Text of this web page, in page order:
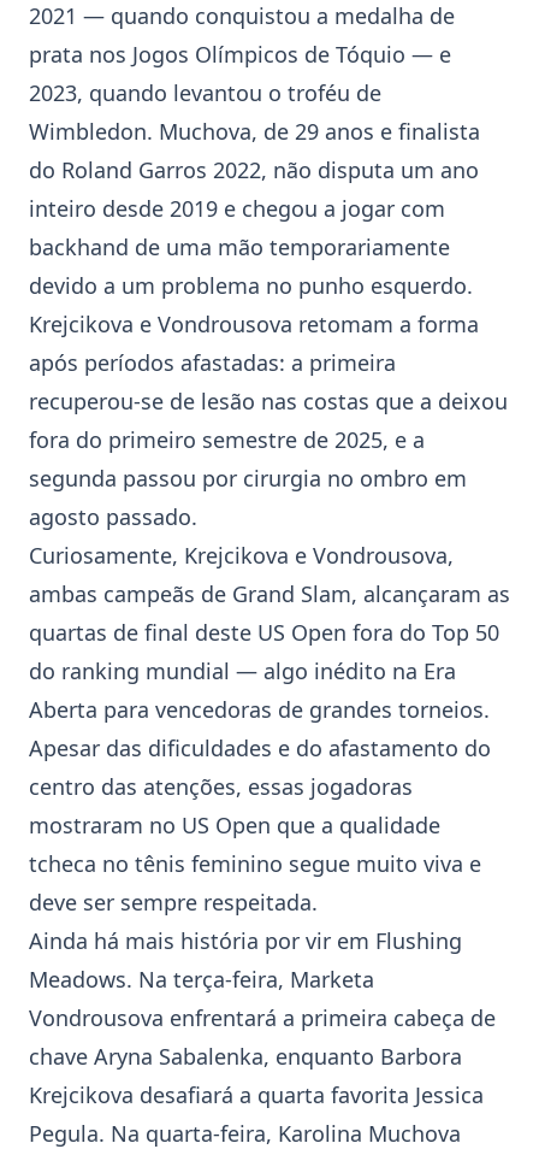
2021 — quando conquistou a medalha de
prata nos Jogos Olímpicos de Tóquio — e
2023, quando levantou o troféu de
Wimbledon. Muchova, de 29 anos e finalista
do Roland Garros 2022, não disputa um ano
inteiro desde 2019 e chegou a jogar com
backhand de uma mão temporariamente
devido a um problema no punho esquerdo.
Krejcikova e Vondrousova retomam a forma
após períodos afastadas: a primeira
recuperou-se de lesão nas costas que a deixou
fora do primeiro semestre de 2025, e a
segunda passou por cirurgia no ombro em
agosto passado.
Curiosamente, Krejcikova e Vondrousova,
ambas campeãs de Grand Slam, alcançaram as
quartas de final deste US Open fora do Top 50
do ranking mundial — algo inédito na Era
Aberta para vencedoras de grandes torneios.
Apesar das dificuldades e do afastamento do
centro das atenções, essas jogadoras
mostraram no US Open que a qualidade
tcheca no tênis feminino segue muito viva e
deve ser sempre respeitada.
Ainda há mais história por vir em Flushing
Meadows. Na terça-feira, Marketa
Vondrousova enfrentará a primeira cabeça de
chave Aryna Sabalenka, enquanto Barbora
Krejcikova desafiará a quarta favorita Jessica
Pegula. Na quarta-feira, Karolina Muchova